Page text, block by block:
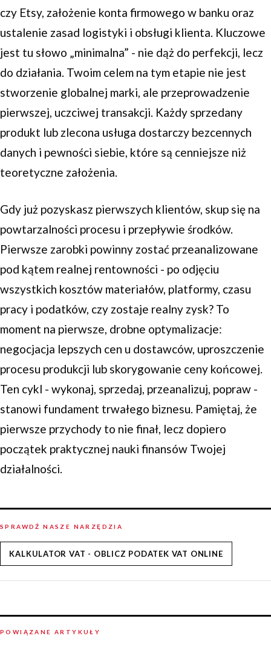
czy Etsy, założenie konta firmowego w banku oraz
ustalenie zasad logistyki i obsługi klienta. Kluczowe
jest tu słowo „minimalna” - nie dąż do perfekcji, lecz
do działania. Twoim celem na tym etapie nie jest
stworzenie globalnej marki, ale przeprowadzenie
pierwszej, uczciwej transakcji. Każdy sprzedany
produkt lub zlecona usługa dostarczy bezcennych
danych i pewności siebie, które są cenniejsze niż
teoretyczne założenia.
Gdy już pozyskasz pierwszych klientów, skup się na
powtarzalności procesu i przepływie środków.
Pierwsze zarobki powinny zostać przeanalizowane
pod kątem realnej rentowności - po odjęciu
wszystkich kosztów materiałów, platformy, czasu
pracy i podatków, czy zostaje realny zysk? To
moment na pierwsze, drobne optymalizacje:
negocjacja lepszych cen u dostawców, uproszczenie
procesu produkcji lub skorygowanie ceny końcowej.
Ten cykl - wykonaj, sprzedaj, przeanalizuj, popraw -
stanowi fundament trwałego biznesu. Pamiętaj, że
pierwsze przychody to nie finał, lecz dopiero
początek praktycznej nauki finansów Twojej
działalności.
SPRAWDŹ NASZE NARZĘDZIA
KALKULATOR VAT - OBLICZ PODATEK VAT ONLINE
POWIĄZANE ARTYKUŁY